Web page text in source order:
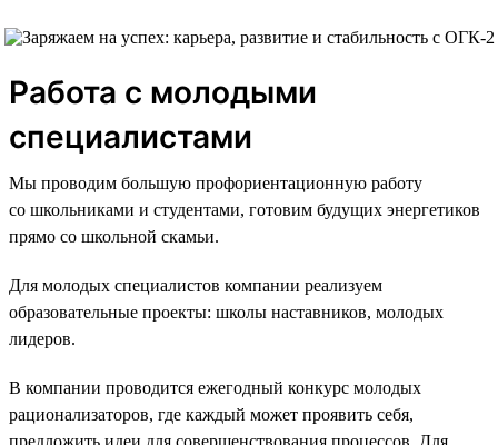
Работа с молодыми
специалистами
Мы проводим большую профориентационную работу
со школьниками и студентами, готовим будущих энергетиков
прямо со школьной скамьи.
Для молодых специалистов компании реализуем
образовательные проекты: школы наставников, молодых
лидеров.
В компании проводится ежегодный конкурс молодых
рационализаторов, где каждый может проявить себя,
предложить идеи для совершенствования процессов. Для